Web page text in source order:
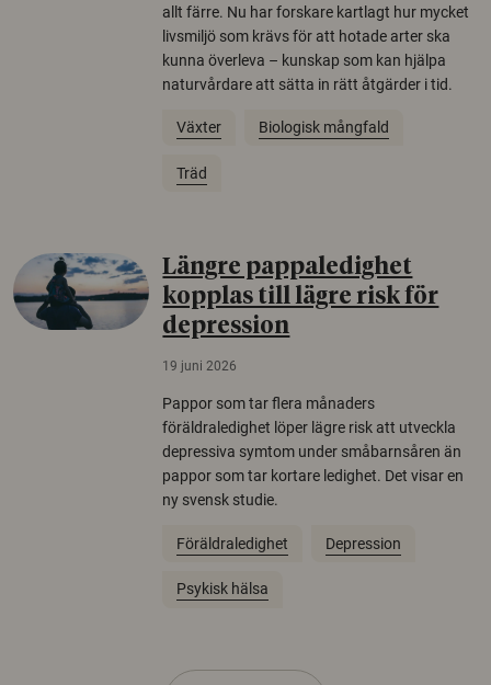
allt färre. Nu har forskare kartlagt hur mycket
livsmiljö som krävs för att hotade arter ska
kunna överleva – kunskap som kan hjälpa
naturvårdare att sätta in rätt åtgärder i tid.
Växter Biologisk mångfald
Träd
Längre pappaledighet
kopplas till lägre risk för
depression
19 juni 2026
Pappor som tar flera månaders
föräldraledighet löper lägre risk att utveckla
depressiva symtom under småbarnsåren än
pappor som tar kortare ledighet. Det visar en
ny svensk studie.
Föräldraledighet Depression
Psykisk hälsa